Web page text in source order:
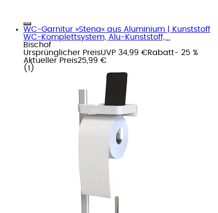
WC-Garnitur »Stena« aus Aluminium | Kunststoff
WC-Komplettsystem, Alu-Kunststoff,...
Bischof
Ursprünglicher PreisUVP 34,99 €Rabatt- 25 %
Aktueller Preis25,99 €
( 1 )